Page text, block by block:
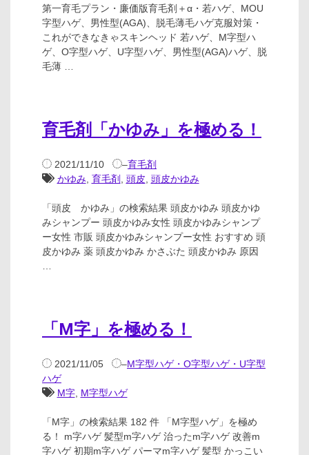
第一育毛プラン・廉価版育毛剤＋α・若ハゲ、MOU
字型ハゲ、男性型(AGA)、脱毛薄毛ハゲ克服対策・
これができなきゃスキンヘッド 若ハゲ、M字型ハ
ゲ、O字型ハゲ、U字型ハゲ、男性型(AGA)ハゲ、脱
毛薄 …
育毛剤「かゆみ」を極める！
2021/11/10 –育毛剤
かゆみ, 育毛剤, 頭皮 頭皮かゆみ
「頭皮 かゆみ」の検索結果 頭皮かゆみ 頭皮かゆ
みシャンプー 頭皮かゆみ女性 頭皮かゆみシャンプ
ー女性 市販 頭皮かゆみシャンプー女性 おすすめ 頭
皮かゆみ 薬 頭皮かゆみ かさぶた 頭皮かゆみ 原因
「M字」を極める！
2021/11/05 –M字型ハゲ・O字型ハゲ・U字型
ハゲ
M字, M字型ハゲ
「M字」の検索結果 182 件 「M字型ハゲ」を極め
る！ m字ハゲ 髪型m字ハゲ 治ったm字ハゲ 改善m
字ハゲ 初期m字ハゲ パーマm字ハゲ 髪型 かっこい